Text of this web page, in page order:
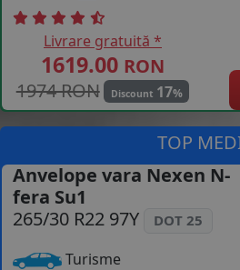
Livrare gratuită *
1619.00 RON
1974 RON
Discount 17%
TOP
Anvelope vara Nexen N-
fera Su1
265/30 R22 97Y
DOT 25
Turisme